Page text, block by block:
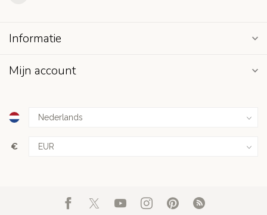
Informatie
Mijn account
€